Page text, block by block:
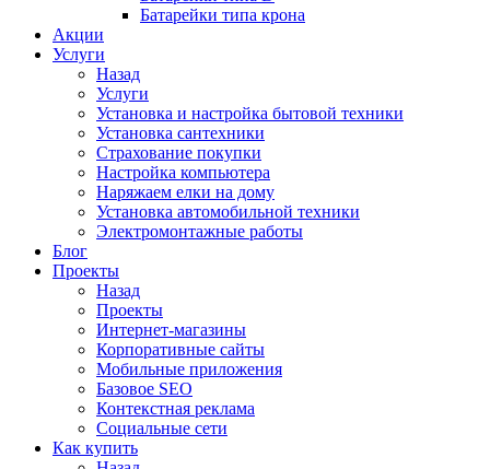
Батарейки типа крона
Акции
Услуги
Назад
Услуги
Установка и настройка бытовой техники
Установка сантехники
Страхование покупки
Настройка компьютера
Наряжаем елки на дому
Установка автомобильной техники
Электромонтажные работы
Блог
Проекты
Назад
Проекты
Интернет-магазины
Корпоративные сайты
Мобильные приложения
Базовое SEO
Контекстная реклама
Социальные сети
Как купить